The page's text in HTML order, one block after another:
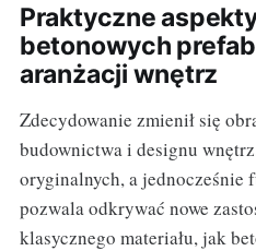
Praktyczne
betonowych
aranżacji wnętrz
Zdecydowanie zmienił się
budownictwa i designu
oryginalnych, a jednocześnie
pozwala odkrywać nowe
klasycznego materiału, jak